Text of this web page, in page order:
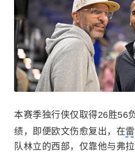
本赛季独行侠仅取得26胜56
绩，即便欧文伤愈复出，在
队林立的西部，仅靠他与弗